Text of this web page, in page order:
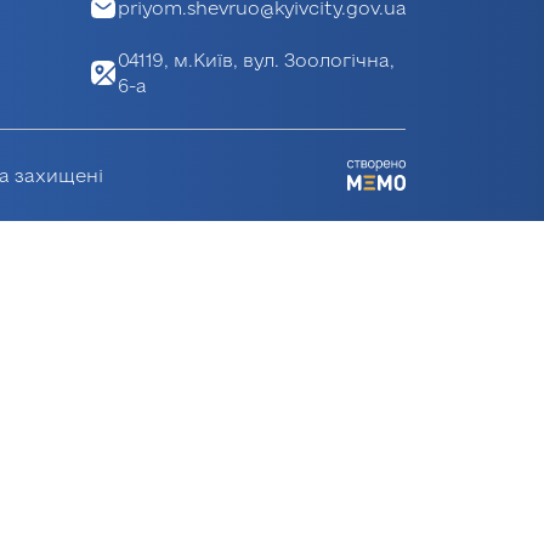
priyom.shevruo@kyivcity.gov.ua
04119, м.Київ, вул. Зоологічна,
6-а
захищені